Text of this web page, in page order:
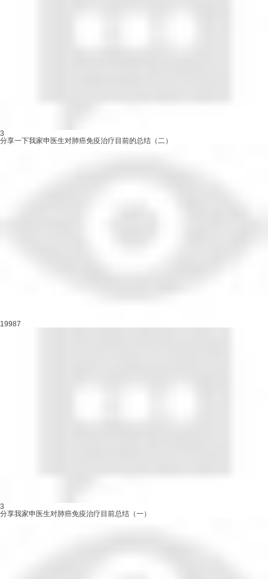
3
分享一下我家申医生对肺癌免疫治疗目前的总结（二）
19987
3
分享我家申医生对肺癌免疫治疗目前总结（一）